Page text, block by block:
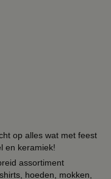
op alles wat met feest
en keramiek!
assortiment
hoeden, mokken,